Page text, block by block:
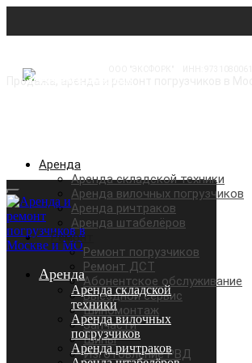
Продажа, аренда и ремонт погрузчиков в
Аренда
Аренда складской техники
Аренда вилочных погрузчиков
Аренда ричтраков
Аренда штабелёров
Ремонт
Ремонт погрузчиков
Ремонт ДСТ
Абонентское обслуживание
Выездной сервис
Шиномонтаж
Запчасти
Шины
Изготовление РВД
Аренда
Аренда складской
техники
Аренда вилочных
погрузчиков
Аренда ричтраков